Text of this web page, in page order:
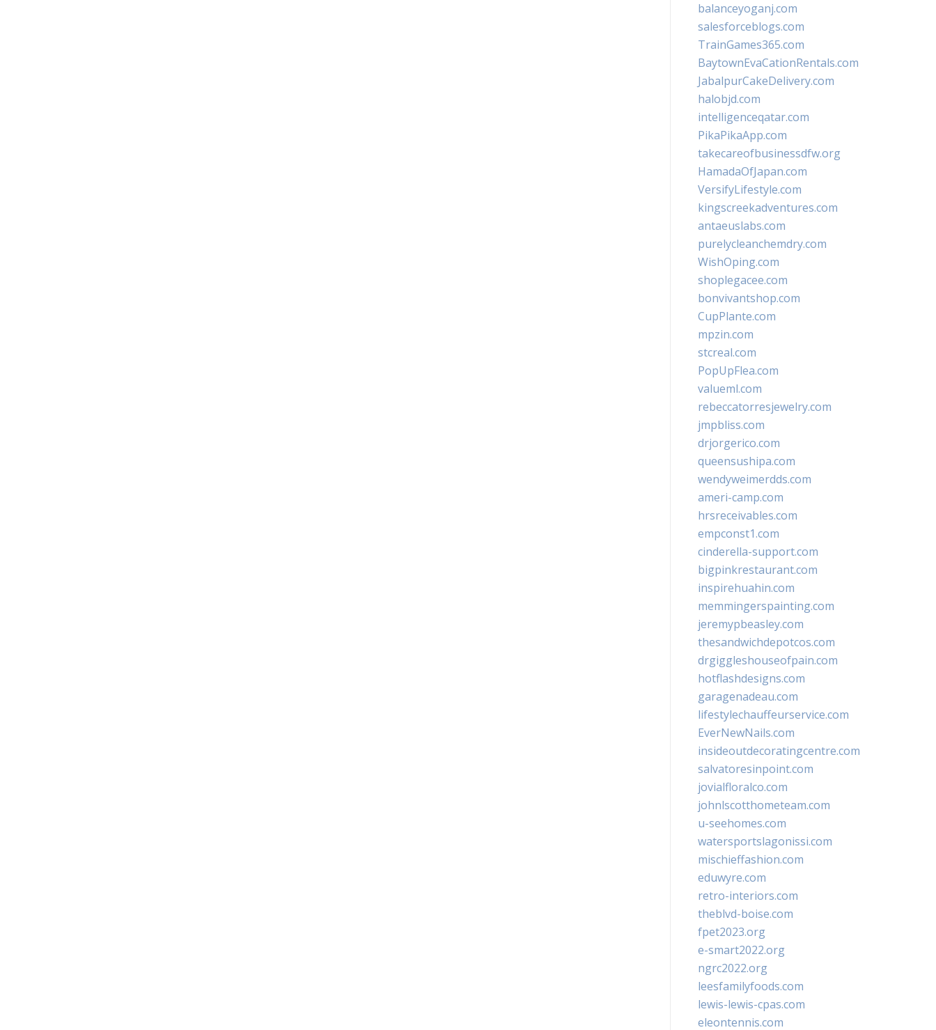
balanceyoganj.com
salesforceblogs.com
TrainGames365.com
BaytownEvaCationRentals.com
JabalpurCakeDelivery.com
halobjd.com
intelligenceqatar.com
PikaPikaApp.com
takecareofbusinessdfw.org
HamadaOfJapan.com
VersifyLifestyle.com
kingscreekadventures.com
antaeuslabs.com
purelycleanchemdry.com
WishOping.com
shoplegacee.com
bonvivantshop.com
CupPlante.com
mpzin.com
stcreal.com
PopUpFlea.com
valueml.com
rebeccatorresjewelry.com
jmpbliss.com
drjorgerico.com
queensushipa.com
wendyweimerdds.com
ameri-camp.com
hrsreceivables.com
empconst1.com
cinderella-support.com
bigpinkrestaurant.com
inspirehuahin.com
memmingerspainting.com
jeremypbeasley.com
thesandwichdepotcos.com
drgiggleshouseofpain.com
hotflashdesigns.com
garagenadeau.com
lifestylechauffeurservice.com
EverNewNails.com
insideoutdecoratingcentre.com
salvatoresinpoint.com
jovialfloralco.com
johnlscotthometeam.com
u-seehomes.com
watersportslagonissi.com
mischieffashion.com
eduwyre.com
retro-interiors.com
theblvd-boise.com
fpet2023.org
e-smart2022.org
ngrc2022.org
leesfamilyfoods.com
lewis-lewis-cpas.com
eleontennis.com